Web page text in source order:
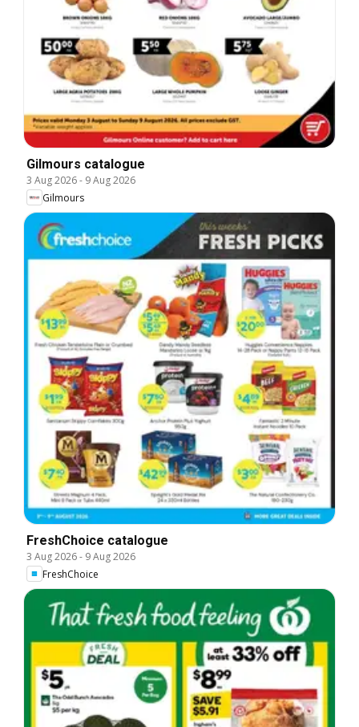
Gilmours catalogue
3 Aug 2026- 9 Aug 2026
Gilmours
FreshChoice catalogue
3 Aug 2026- 9 Aug 2026
FreshChoice